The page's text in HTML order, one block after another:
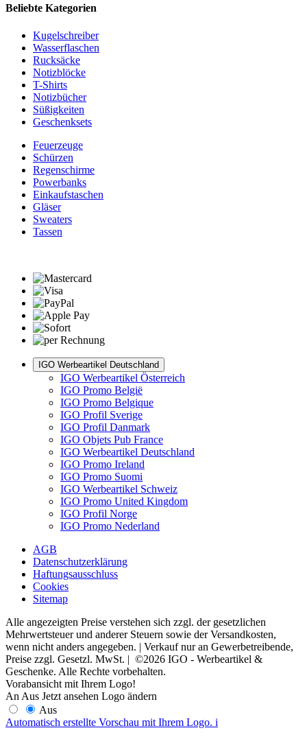
Beliebte Kategorien
Kugelschreiber
Wasserflaschen
Rucksäcke
Notizblöcke
T-Shirts
Notizbücher
Süßigkeiten
Geschenksets
Feuerzeuge
Schürzen
Regenschirme
Powerbanks
Einkaufstaschen
Gläser
Sweaters
Tassen
IGO Werbeartikel Deutschland
IGO Werbeartikel Österreich
IGO Promo België
IGO Promo Belgique
IGO Profil Sverige
IGO Profil Danmark
IGO Objets Pub France
IGO Werbeartikel Deutschland
IGO Promo Ireland
IGO Promo Suomi
IGO Werbeartikel Schweiz
IGO Promo United Kingdom
IGO Profil Norge
IGO Promo Nederland
AGB
Datenschutzerklärung
Haftungsausschluss
Cookies
Sitemap
Alle angezeigten Preise verstehen sich zzgl. der gesetzlichen
Mehrwertsteuer und anderer Steuern sowie der Versandkosten,
wenn nicht anders angegeben. | Verkauf nur an Gewerbetreibende,
Preise zzgl. Gesetzl. MwSt. | ©2026 IGO - Werbeartikel &
Geschenke. Alle Rechte vorbehalten.
Vorabansicht mit Ihrem Logo!
An Aus Jetzt ansehen Logo ändern
Aus
Automatisch erstellte Vorschau mit Ihrem Logo. i